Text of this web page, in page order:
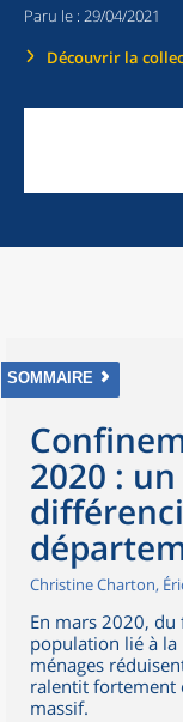
Paru le : 29/04/2021
Découvrir la
SOMMAIRE
2020 :
Christine Charton,
En mars 2020,
population lié à
ménages
ralentit fortement
massif.